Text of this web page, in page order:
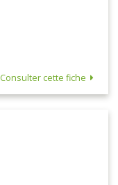
Consulter cette fiche